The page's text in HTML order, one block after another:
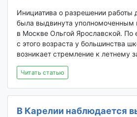
Инициатива о разрешении работы
была выдвинута уполномоченным
в Москве Ольгой Ярославской.
с этого возраста у большинства
возникает стремление к летнему
Читать статью
В Карелии наблюдается